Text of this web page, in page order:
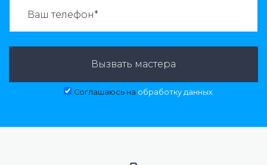
Вызвать мастера
Соглашаюсь на обработку данных